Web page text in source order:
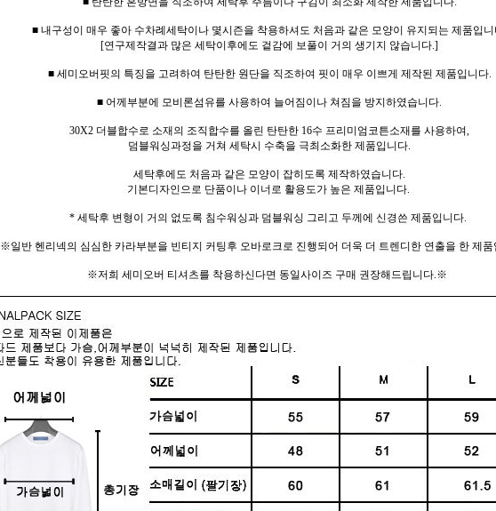
■ 내구성이 매우 좋아 수차례세탁이나 몇시즌을 착용하셔도 처음과 같은 모양이 유지되는 제품입니
[연구제작결과 많은 세탁이후에도 겉감에 보풀이 거의 생기지 않습니다.]
■ 세미오버핏의 특징을 고려하여 탄탄한 원단을 직조하여 핏이 매우 이쁘게 제작된 제품입니다.
■ 어께부분에 모비론섬유를 사용하여 늘어짐이나 쳐짐을 방지하였습니다.
30X2 더블합수로 소재의 조직합수를 올린 탄탄한 16수 프리미엄코튼소재를 사용하여,
덤블워싱과정을 거쳐 세탁시 수축을 극최소화한 제품입니다.
세탁후에도 처음과 같은 모양이 잡히도록 제작하였습니다.
기본디자인으로 단품이나 이너로 활용도가 높은 제품입니다.
* 세탁후 변형이 거의 없도록 침수워싱과 덤블워싱 그리고 두께에 신경쓴 제품입니다.
※일반 헨리넥의 심심한 카라부분을 빈티지 커팅후 오바로크로 진행되어 더욱 더 트렌디한 연출을 한 제
※저희 세미오버 티셔츠를 착용하신다면 동일사이즈 구매 권장해드립니다.※